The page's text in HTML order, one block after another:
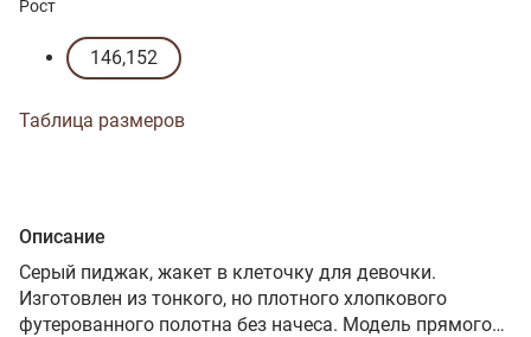
Рост
146,152
Таблица размеров
Описание
Серый пиджак, жакет в клеточку для девочки.
Изготовлен из тонкого, но плотного хлопкового
футерованного полотна без начеса. Модель прямого